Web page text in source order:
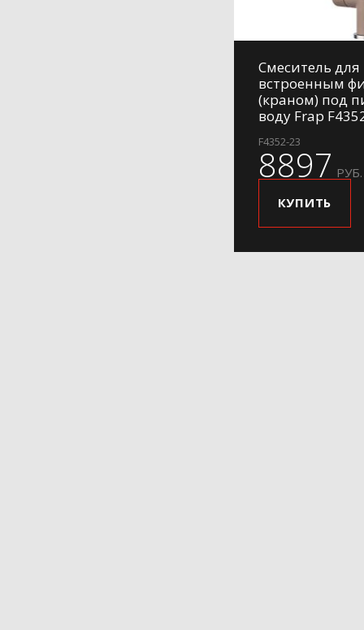
Смеситель для
встроенным
(краном) под
воду Frap
F4352-23
8897 РУБ.
КУПИТЬ